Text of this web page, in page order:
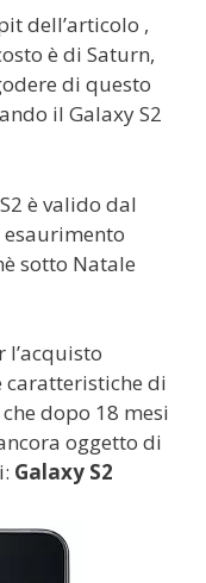
dell’articolo ,
è di Saturn,
di questo
il Galaxy S2
è valido dal
sotto Natale
di
dopo 18 mesi
oggetto di
Galaxy S2